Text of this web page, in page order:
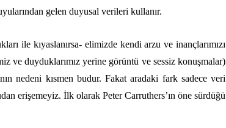
gelen duyusal verileri kullanır.
ile kıyaslanırsa- elimizde kendi arzu ve inançlarımızı
ve duyduklarımız yerine görüntü ve sessiz konuşmalar)
nedeni kısmen budur. Fakat aradaki fark sadece veri
erişemeyiz. İlk olarak Peter Carruthers’ın öne sürdüğü